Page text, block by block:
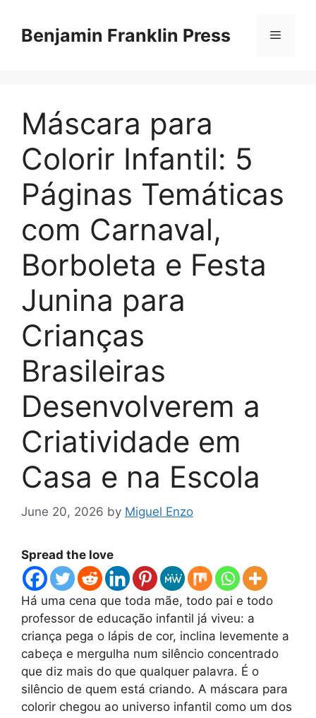
contentBenjamin Franklin Press Menu
Máscara para
Colorir Infantil: 5
Páginas Temáticas
com Carnaval,
Borboleta e Festa
Junina para
Crianças
Brasileiras
Desenvolverem a
Criatividade em
Casa e na Escola
June 20, 2026 by Miguel Enzo
Spread the love
Há uma cena que toda mãe, todo pai e todo
professor de educação infantil já viveu: a
criança pega o lápis de cor, inclina levemente a
cabeça e mergulha num silêncio concentrado
que diz mais do que qualquer palavra. É o
silêncio de quem está criando. A máscara para
colorir chegou ao universo infantil como um dos